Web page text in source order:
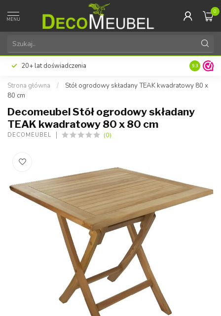
MENU
0
20+ lat doświadczenia 9.3
Strona główna /
Stół ogrodowy składany TEAK kwadratowy 80 x
80 cm
Decomeubel Stół ogrodowy składany
TEAK kwadratowy 80 x 80 cm
DECOMEUBEL (0)